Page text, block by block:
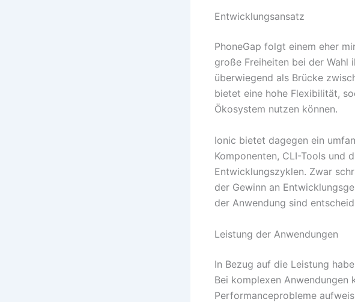
Entwicklungsansatz
PhoneGap folgt einem eher
große Freiheiten bei der Wahl
überwiegend als Brücke
bietet eine hohe Flexibilität,
Ökosystem nutzen können.
Ionic bietet dagegen ein
Komponenten, CLI-Tools und
Entwicklungszyklen. Zwar
der Gewinn an
der Anwendung sind
Leistung der Anwendungen
In Bezug auf die Leistung
Bei komplexen Anwendungen
Performanceprobleme